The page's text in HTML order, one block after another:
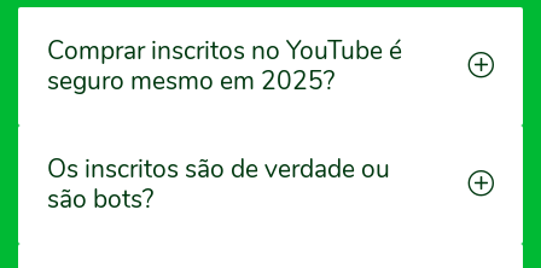
Comprar inscritos no YouTube é
seguro mesmo em 2025?
Os inscritos são de verdade ou
são bots?